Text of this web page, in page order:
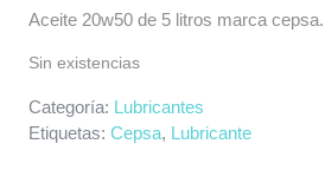
Aceite 20w50 de 5 litros marca cepsa.
Sin existencias
Categoría: Lubricantes
Etiquetas: Cepsa, Lubricante